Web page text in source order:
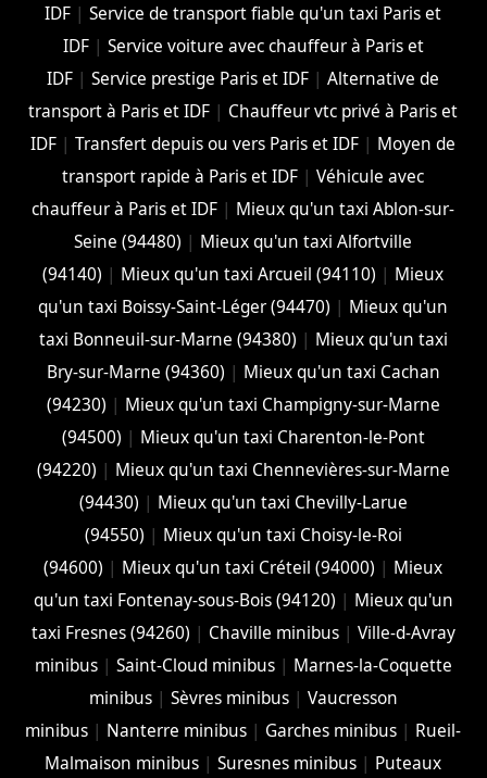
IDF |Service de transport fiable qu'un taxi Paris et
IDF| Service voiture avec chauffeur à Paris et
IDF |Service prestige Paris et IDF |Alternative de
transport à Paris et IDF | Chauffeur vtc privé à Paris et
IDF |Transfert depuis ou vers Paris et IDF | Moyen de
transport rapide à Paris et IDF |Véhicule avec
chauffeur à Paris et IDF | Mieux qu'un taxi Ablon-sur-
Seine (94480) | Mieux qu'un taxi Alfortville
(94140) | Mieux qu'un taxi Arcueil (94110) | Mieux
qu'un taxi Boissy-Saint-Léger (94470) | Mieux qu'un
taxi Bonneuil-sur-Marne (94380) | Mieux qu'un taxi
Bry-sur-Marne (94360) | Mieux qu'un taxi Cachan
(94230) | Mieux qu'un taxi Champigny-sur-Marne
(94500) | Mieux qu'un taxi Charenton-le-Pont
(94220) | Mieux qu'un taxi Chennevières-sur-Marne
(94430) | Mieux qu'un taxi Chevilly-Larue
(94550) | Mieux qu'un taxi Choisy-le-Roi
(94600) | Mieux qu'un taxi Créteil (94000) | Mieux
qu'un taxi Fontenay-sous-Bois (94120) | Mieux qu'un
taxi Fresnes (94260) | Chaville minibus| Ville-d-Avray
minibus| Saint-Cloud minibus| Marnes-la-Coquette
minibus| Sèvres minibus| Vaucresson
minibus | Nanterre minibus | Garches minibus | Rueil-
Malmaison minibus |Suresnes minibus | Puteaux